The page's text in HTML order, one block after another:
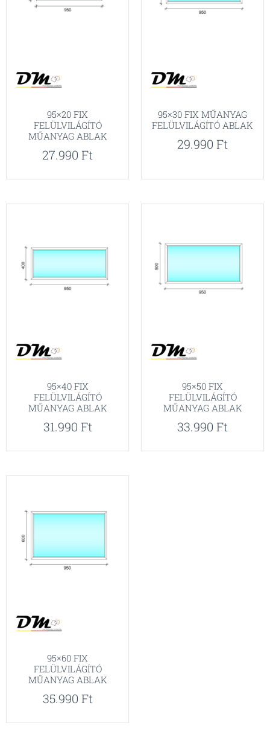
95×20 FIX
FELÜLVILÁGÍTÓ
MŰANYAG ABLAK
27.990 Ft
95×30 FIX MŰANYAG
FELÜLVILÁGÍTÓ ABLAK
29.990 Ft
95×40 FIX
FELÜLVILÁGÍTÓ
MŰANYAG ABLAK
31.990 Ft
95×50 FIX
FELÜLVILÁGÍTÓ
MŰANYAG ABLAK
33.990 Ft
95×60 FIX
FELÜLVILÁGÍTÓ
MŰANYAG ABLAK
35.990 Ft